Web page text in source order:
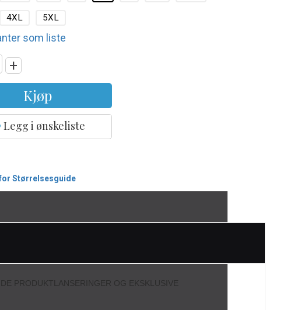
4XL 5XL
som liste
+
Kjøp
Legg i ønskeliste
Størrelsesguide
PRODUKTLANSERINGER OG EKSKLUSIVE